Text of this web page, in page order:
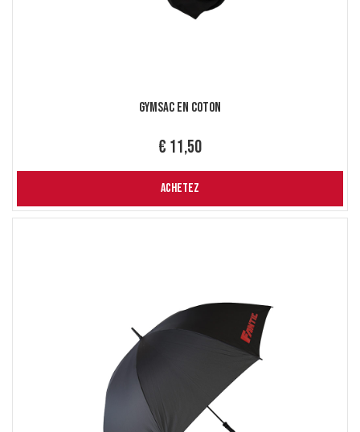
Gymsac en Coton
€ 11,50
ACHETEZ